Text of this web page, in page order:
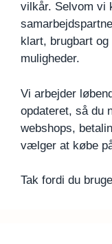
vilkår. Selvom vi
klart, brugbart
muligheder.
Vi arbejder
opdateret, så du
webshops,
vælger at købe
Tak fordi du